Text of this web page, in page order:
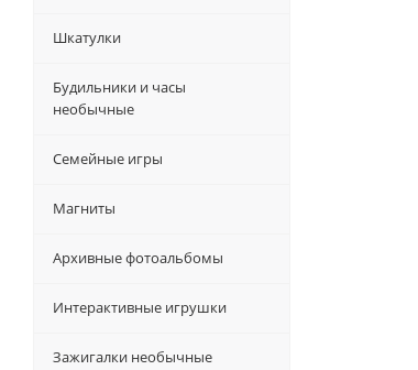
Шкатулки
Будильники и часы
необычные
Семейные игры
Магниты
Архивные фотоальбомы
Интерактивные игрушки
Зажигалки необычные